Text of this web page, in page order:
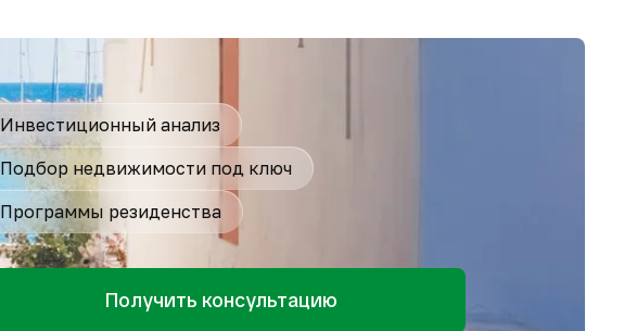
Инвестиционный анализ
Подбор недвижимости под ключ
Программы резиденства
Получить консультацию